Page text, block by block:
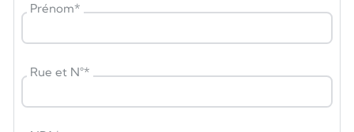
Prénom*
Rue et N°*